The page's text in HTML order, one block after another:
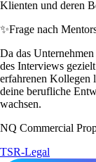
Klienten und deren
✨Frage nach
Da das
des Interviews
erfahrenen Kollegen
deine berufliche
wachsen.
NQ Commercial
TSR-Legal